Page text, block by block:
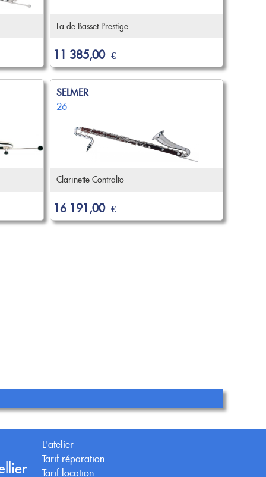
La de Basset Prestige
11 385,00 €
SELMER
26
Clarinette Contralto
16 191,00 €
L'atelier
Tarif réparation
Tarif location